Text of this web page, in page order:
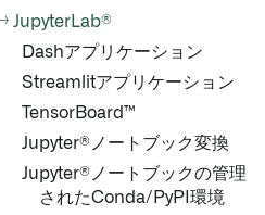
JupyterLab®
Dashアプリケーション
Streamlitアプリケーション
TensorBoard™
Jupyter®ノートブック変換
Jupyter®ノートブックの管理
されたConda/PyPI環境